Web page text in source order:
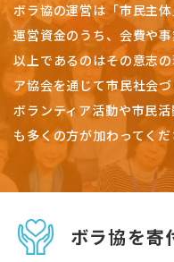
ボラ協の運営は「市民主体
運営資金のうち、会費や
以上であるのはその意志の
ア協会を通じて市民社会
ボランティア活動や市民
も多くの方が加わってく
ボラ協を寄